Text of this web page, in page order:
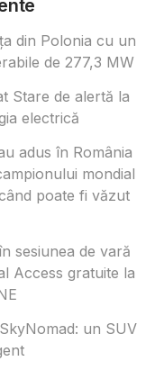
din Polonia cu un
de 277,3 MW
Stare de alertă la
electrică
adus în România
mondial
poate fi văzut
sesiunea de vară
Access gratuite la
un SUV